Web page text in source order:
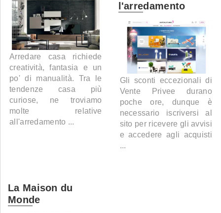
Arredare casa richiede
creatività, fantasia e un
po' di manualità. Tra le
tendenze casa più
curiose, ne troviamo
molte relative
all'arredamento ...
l'arredamento
Gli sconti eccezionali di
Vente Privee durano
poche ore, dunque è
necessario iscriversi al
sito per ricevere gli avvisi
e accedere agli acquisti
...
La Maison du
Monde